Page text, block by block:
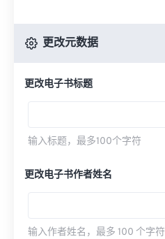
更改元数据
更改电子书标题
输入标题，最多100个字符
更改电子书作者姓名
输入作者姓名，最多 100 个字符